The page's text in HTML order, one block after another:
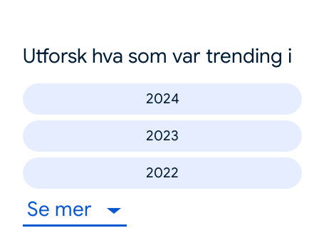
Utforsk hva som var trending i
2024
2023
2022
Se mer